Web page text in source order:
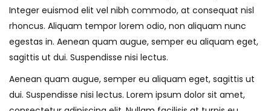
Integer euismod elit vel nibh commodo, at consequat nisl
rhoncus. Aliquam tempor lorem odio, non aliquam nunc
egestas in. Aenean quam augue, semper eu aliquam eget,
sagittis ut dui. Suspendisse nisi lectus.
Aenean quam augue, semper eu aliquam eget, sagittis ut
dui. Suspendisse nisi lectus. Lorem ipsum dolor sit amet,